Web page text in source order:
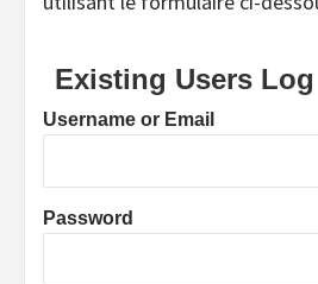
Existing Users
Username or Email
Password